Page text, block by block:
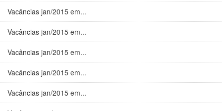
Vacâncias jan/2015 em...
Vacâncias jan/2015 em...
Vacâncias jan/2015 em...
Vacâncias jan/2015 em...
Vacâncias jan/2015 em...